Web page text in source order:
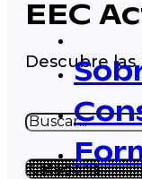
EEC
Descubre